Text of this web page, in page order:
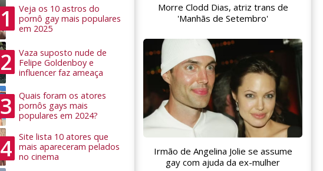
1
Veja os 10 astros do
pornô gay mais populares
em 2025
2
Vaza suposto nude de
Felipe Goldenboy e
influencer faz ameaça
3
Quais foram os atores
pornôs gays mais
populares em 2024?
4
Site lista 10 atores que
mais apareceram pelados
no cinema
Morre Clodd Dias, atriz trans de
'Manhãs de Setembro'
Irmão de Angelina Jolie se assume
gay com ajuda da ex-mulher